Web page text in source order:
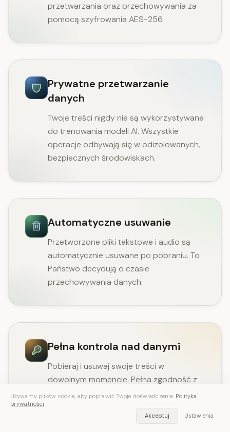
przetwarzania oraz przechowywania za
pomocą szyfrowania AES-256.
Prywatne przetwarzanie
danych
Twoje treści nigdy nie są wykorzystywane
do trenowania modeli AI. Wszystkie
operacje odbywają się w odizolowanych,
bezpiecznych środowiskach.
Automatyczne usuwanie
Przetworzone pliki tekstowe i audio są
automatycznie usuwane po pobraniu. To
Państwo decydują o czasie
przechowywania danych.
Pełna kontrola nad danymi
Pobieraj i usuwaj swoje treści w
dowolnym momencie. Pełna zgodność z
RODO i CCPA gwarantująca ochronę
prywatności użytkowników.
Używamy plików cookie, aby poprawić Twoje doświadczenia. Polityka
prywatności
Akceptuj
Ustawienia